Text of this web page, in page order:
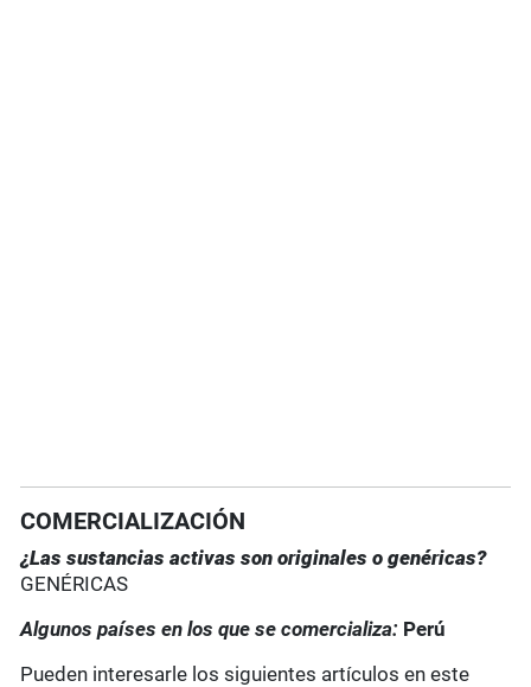
COMERCIALIZACIÓN
¿Las sustancias activas son originales o genéricas?
GENÉRICAS
Algunos países en los que se comercializa: Perú
Pueden interesarle los siguientes artículos en este